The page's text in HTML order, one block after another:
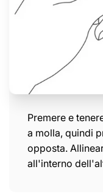
Premere e
a molla, quindi
opposta.
all'interno